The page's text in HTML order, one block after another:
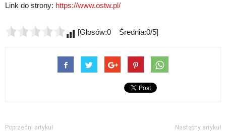
Link do strony: https://www.ostw.pl/
[Głosów:0 Średnia:0/5]
Poprzedni artykuł Następny artykuł